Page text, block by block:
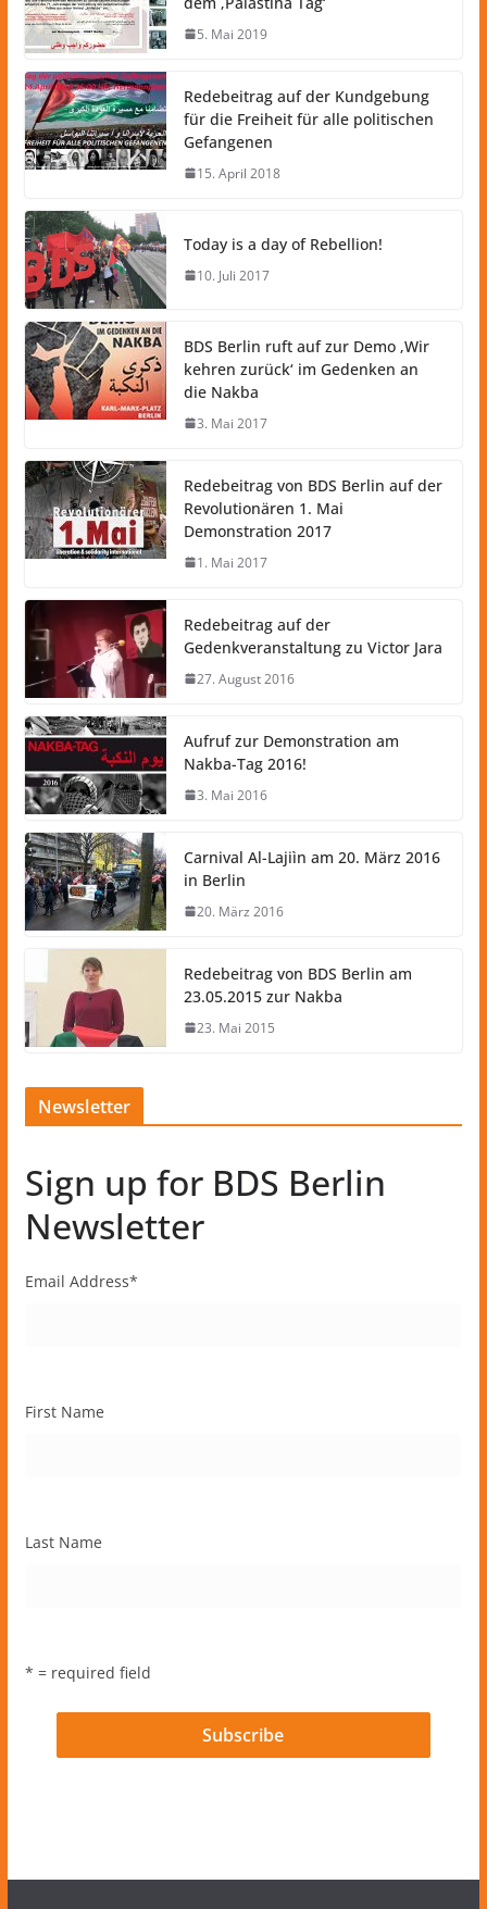
5. Mai 2019
Redebeitrag auf der Kundgebung
für die Freiheit für alle politischen
Gefangenen
15. April 2018
Today is a day of Rebellion!
10. Juli 2017
BDS Berlin ruft auf zur Demo ‚Wir
kehren zurück‘ im Gedenken an
die Nakba
3. Mai 2017
Redebeitrag von BDS Berlin auf der
Revolutionären 1. Mai
Demonstration 2017
1. Mai 2017
Redebeitrag auf der
Gedenkveranstaltung zu Victor Jara
27. August 2016
Aufruf zur Demonstration am
Nakba-Tag 2016!
3. Mai 2016
Carnival Al-Lajiìn am 20. März 2016
in Berlin
20. März 2016
Redebeitrag von BDS Berlin am
23.05.2015 zur Nakba
23. Mai 2015
Newsletter
Sign up for BDS Berlin
Newsletter
Email Address*
First Name
Last Name
* = required field